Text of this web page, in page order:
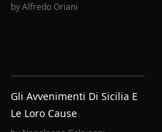
byAlfredo Oriani
Gli Avvenimenti Di Sicilia E
Le Loro Cause